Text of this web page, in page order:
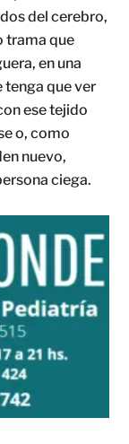
del cerebro,
trama que
en una
tenga que ver
ese tejido
o, como
nuevo,
ciega.